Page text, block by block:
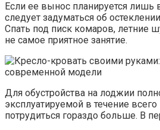
Если ее вынос планируется лишь
следует задуматься об
Спать под писк комаров, летние
не самое приятное занятие.
Для обустройства на лоджии
эксплуатируемой в течение
потрудиться гораздо больше. В